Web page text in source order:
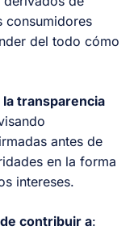
consumidores
del todo cómo
transparencia
antes de
en la forma
intereses.
contribuir a: